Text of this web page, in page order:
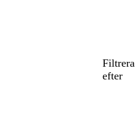
Filtrera
efter